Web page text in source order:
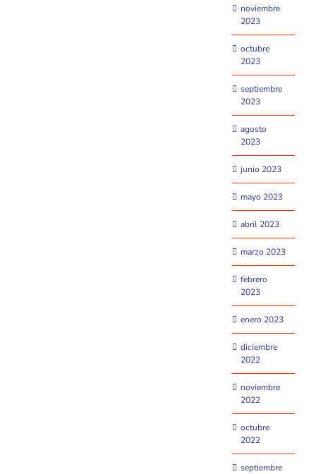
noviembre
2023
octubre
2023
septiembre
2023
agosto
2023
junio 2023
mayo 2023
abril 2023
marzo 2023
febrero
2023
enero 2023
diciembre
2022
noviembre
2022
octubre
2022
septiembre